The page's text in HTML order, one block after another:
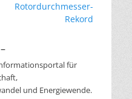
Nächster
Rotordurchmesser-
Rekord
für
und Energiewende.